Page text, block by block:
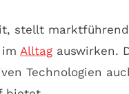
stellt
Alltag auswirken.
Technologien